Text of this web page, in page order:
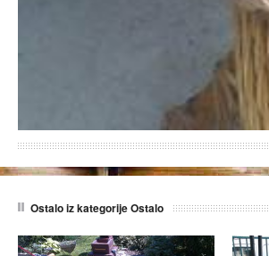
Ostalo iz kategorije Ostalo